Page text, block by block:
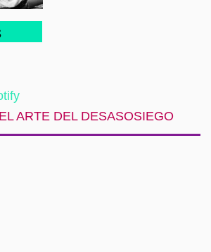
ARTE DEL DESASOSIEGO